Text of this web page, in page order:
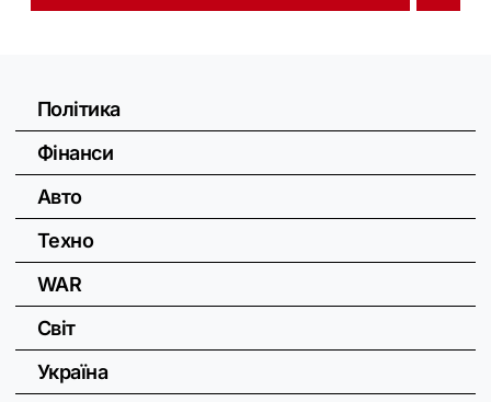
Політика
Фінанси
Авто
Техно
WAR
Світ
Україна